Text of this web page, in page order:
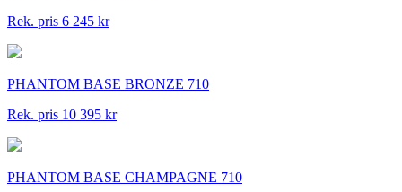
Rek. pris 6 245 kr
PHANTOM BASE BRONZE 710
Rek. pris 10 395 kr
PHANTOM BASE CHAMPAGNE 710